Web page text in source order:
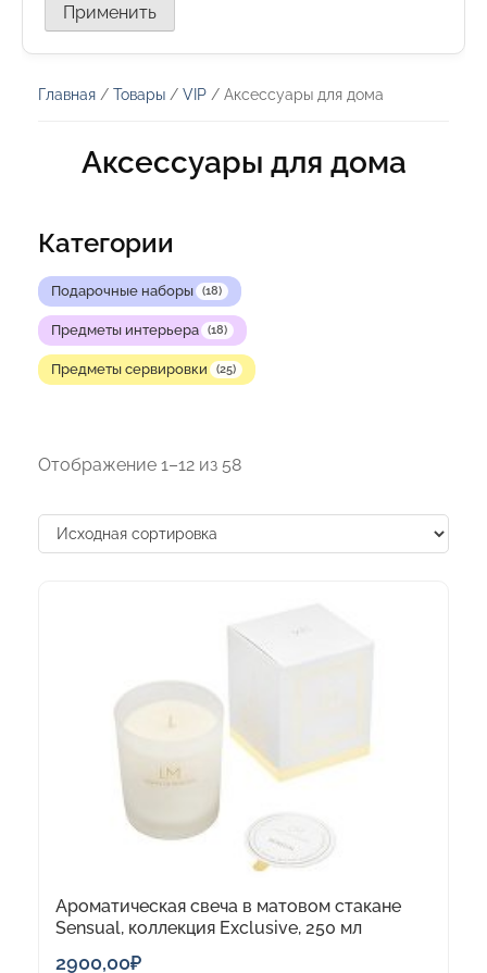
Применить
Главная / Товары / VIP / Аксессуары для дома
Аксессуары для дома
Категории
Подарочные наборы (18)
Предметы интерьера (18)
Предметы сервировки (25)
Отображение 1–12 из 58
Ароматическая свеча в матовом стакане
Sensual, коллекция Exclusive, 250 мл
2900,00₽